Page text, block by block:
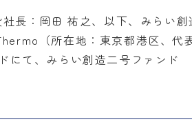
長：岡田 祐之、以下、みらい創
（所在地：東京都港区、代
て、みらい創造二号ファンド